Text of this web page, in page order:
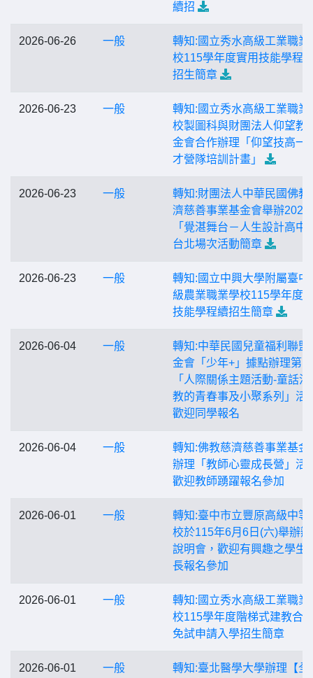
續招
2026-06-26 一般
轉知:國立秀水高級工業職業
校115學年度實用技能學程
招生簡章
2026-06-23 一般
轉知:國立秀水高級工業職業
校製圖科與財團法人仰望教
金會合作辦理「仰望技高一
才營隊培訓計畫」
2026-06-23 一般
轉知:財團法人中華民國佛教
濟慈善事業基金會舉辦2026
「覺湛舞台－人生設計高中
台北場次活動簡章
2026-06-23 一般
轉知:國立中興大學附屬臺中
級農業職業學校115學年度
技能學程續招生簡章
2026-06-04 一般
轉知:中華民國兒童福利聯盟
金會「少年+」據點辦理第
「人際關係主題活動-童話沒
教的青春事及小聚系列」活
歡迎同學報名
2026-06-04 一般
轉知:佛教慈濟慈善事業基金
辦理「教師心靈成長營」活
歡迎教師踴躍報名參加
2026-06-01 一般
轉知:臺中市立豐原高級中等
校於115年6月6日(六)舉辦
說明會，歡迎有興趣之學生
長報名參加
2026-06-01 一般
轉知:國立秀水高級工業職業
校115學年度階梯式建教合
免試申請入學招生簡章
2026-06-01 一般
轉知:臺北醫學大學辦理【全